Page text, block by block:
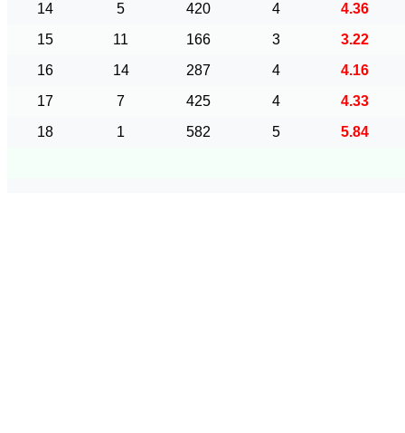
14
5 420 4
4.36
15
11 166 3
3.22
16
14 287 4
4.16
17
7 425 4
4.33
18
1 582 5 5.84